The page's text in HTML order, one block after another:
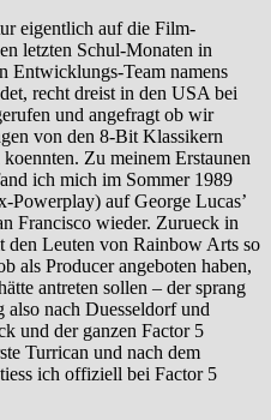
eigentlich auf die Film-
letzten Schul-Monaten in
Entwicklungs-Team namens
recht dreist in den USA bei
und angefragt ob wir
von den 8-Bit Klassikern
Zu meinem Erstaunen
ich mich im Sommer 1989
Powerplay) auf George Lucas’
Francisco wieder. Zurueck in
den Leuten von Rainbow Arts so
als Producer angeboten haben,
antreten sollen – der sprang
also nach Duesseldorf und
und der ganzen Factor 5
Turrican und nach dem
ich offiziell bei Factor 5